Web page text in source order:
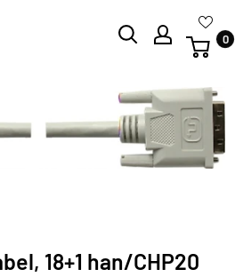
0
18+1 han/CHP20